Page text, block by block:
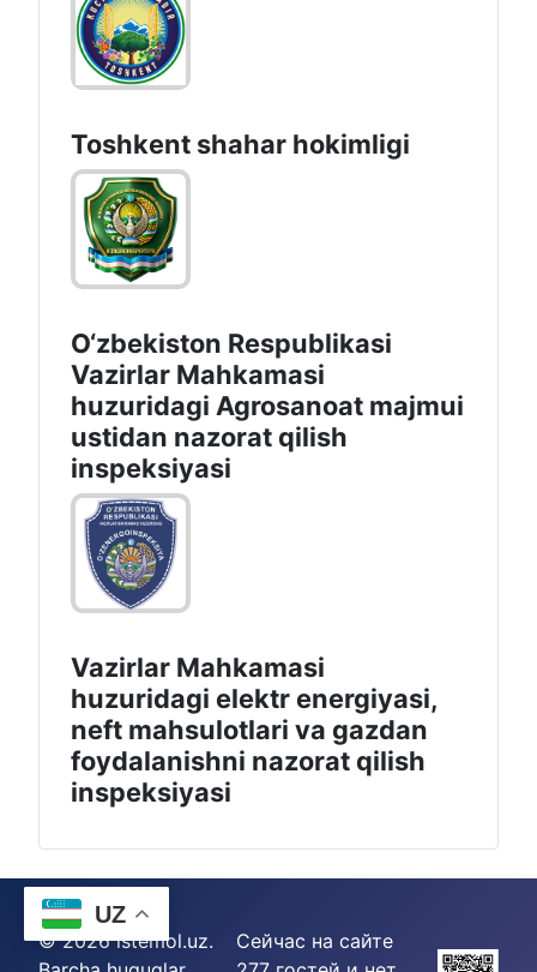
UZ
Toshkеnt shаhаr hоkimligi
O‘zbekiston Respublikasi
Vazirlar Mahkamasi
huzuridagi Agrosanoat majmui
ustidan nazorat qilish
inspeksiyasi
Vazirlar Mahkamasi
huzuridagi elektr energiyasi,
neft mahsulotlari va gazdan
foydalanishni nazorat qilish
inspeksiyasi
© 2026 istemol.uz.
Сейчас на сайте